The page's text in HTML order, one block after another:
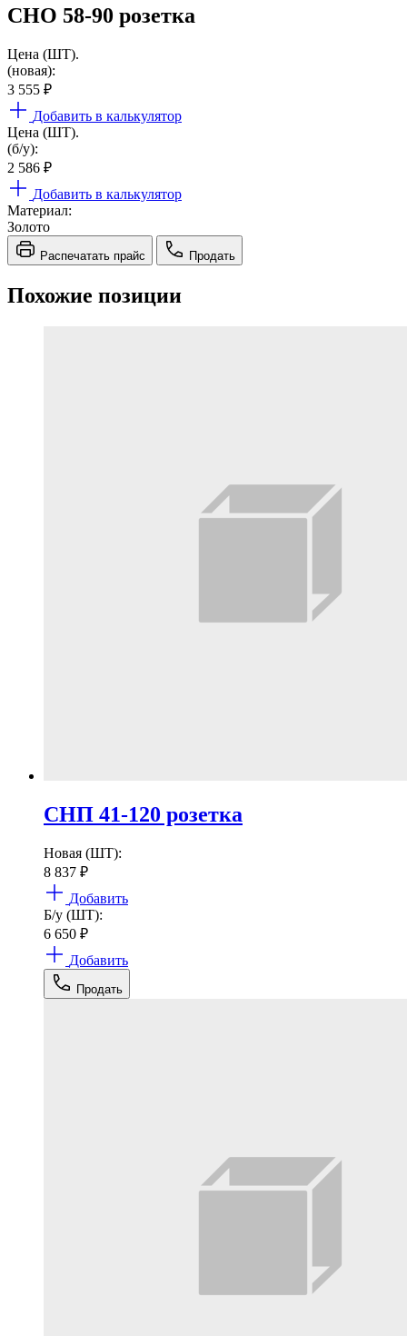
СНО 58-90 розетка
Цена (ШТ).
(новая):
3 555 ₽
Добавить в калькулятор
Цена (ШТ).
(б/у):
2 586 ₽
Добавить в калькулятор
Материал:
Золото
Распечатать прайс Продать
Похожие позиции
СНП 41-120 розетка
Новая (ШТ):
8 837 ₽
Добавить
Б/у (ШТ):
6 650 ₽
Добавить
Продать